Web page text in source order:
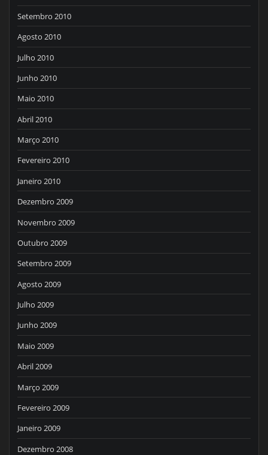
Setembro 2010
Agosto 2010
Julho 2010
Junho 2010
Maio 2010
Abril 2010
Março 2010
Fevereiro 2010
Janeiro 2010
Dezembro 2009
Novembro 2009
Outubro 2009
Setembro 2009
Agosto 2009
Julho 2009
Junho 2009
Maio 2009
Abril 2009
Março 2009
Fevereiro 2009
Janeiro 2009
Dezembro 2008